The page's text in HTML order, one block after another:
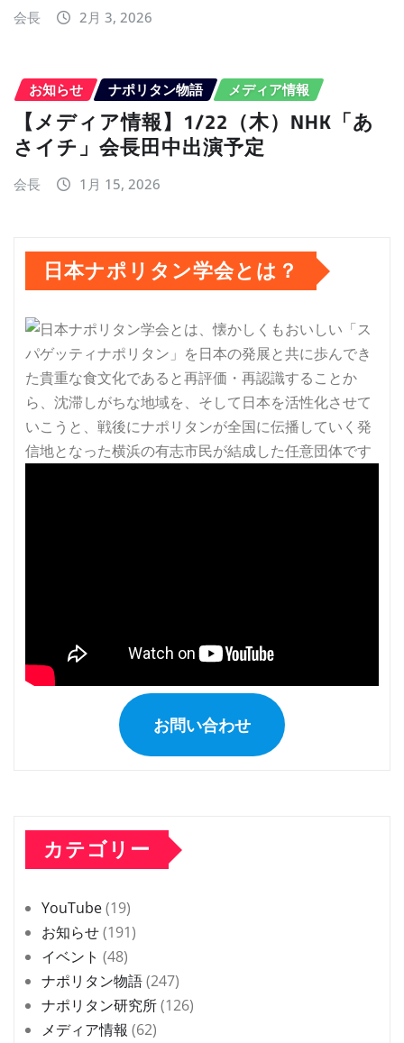
会長 2月 3, 2026
お知らせ ナポリタン物語 メディア情報
【メディア情報】1/22（木）NHK「あ
さイチ」会長田中出演予定
会長 1月 15, 2026
日本ナポリタン学会とは？
お問い合わせ
カテゴリー
YouTube(19)
お知らせ(191)
イベント (48)
ナポリタン物語(247)
ナポリタン研究所(126)
メディア情報 (62)